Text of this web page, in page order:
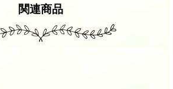
関連商品